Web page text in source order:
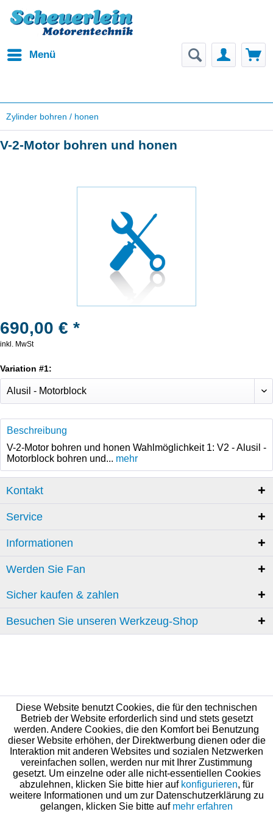
Menü
Zylinder bohren / honen
V-2-Motor bohren und honen
690,00 € *
inkl. MwSt
Variation #1:
Beschreibung
V-2-Motor bohren und honen Wahlmöglichkeit 1: V2 - Alusil -
Motorblock bohren und... mehr
Kontakt
Service
Informationen
Werden Sie Fan
Sicher kaufen & zahlen
Besuchen Sie unseren Werkzeug-Shop
Diese Website benutzt Cookies, die für den technischen
Betrieb der Website erforderlich sind und stets gesetzt
werden. Andere Cookies, die den Komfort bei Benutzung
dieser Website erhöhen, der Direktwerbung dienen oder die
Interaktion mit anderen Websites und sozialen Netzwerken
vereinfachen sollen, werden nur mit Ihrer Zustimmung
gesetzt. Um einzelne oder alle nicht-essentiellen Cookies
abzulehnen, klicken Sie bitte hier auf konfigurieren, für
weitere Informationen und um zur Datenschutzerklärung zu
gelangen, klicken Sie bitte auf mehr erfahren